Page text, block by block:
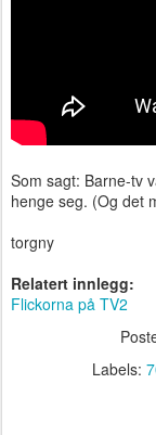
Som sagt: Barne-tv
henge seg. (Og det
torgny
Relatert innlegg:
Flickorna på TV2
Labels: